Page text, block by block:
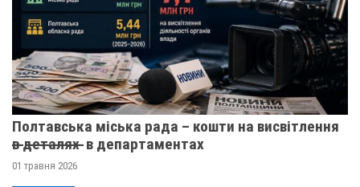
Полтавська міська рада – кошти на висвітлення
в̶ ̶д̶е̶т̶а̶л̶я̶х̶ ̶ в департаментах
01 травня 2026